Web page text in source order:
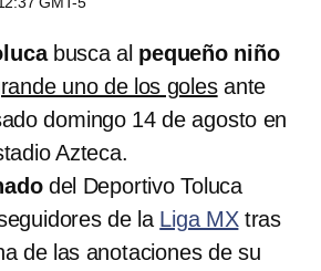
busca al pequeño niño
uno de los golesante
domingo 14 de agosto en
Azteca.
del Deportivo Toluca
de la Liga MXtras
de las anotaciones de su